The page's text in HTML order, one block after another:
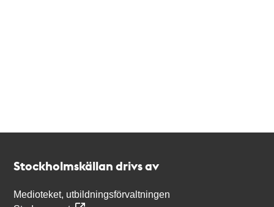
Stockholmskällan drivs av
Medioteket, utbildningsförvaltningen